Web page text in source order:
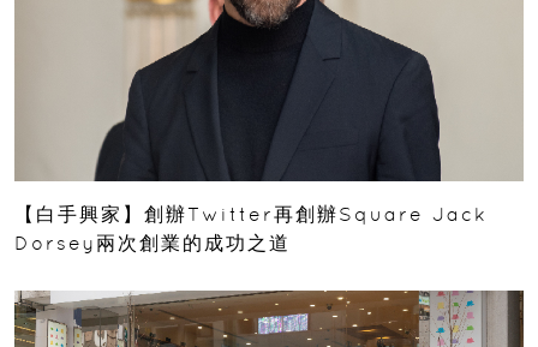
【白手興家】創辦Twitter再創辦Square Jack
Dorsey兩次創業的成功之道